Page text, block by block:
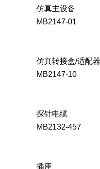
仿真主设备
MB2147-01
仿真转接盒/适配器
MB2147-10
探针电缆
MB2132-457
插座